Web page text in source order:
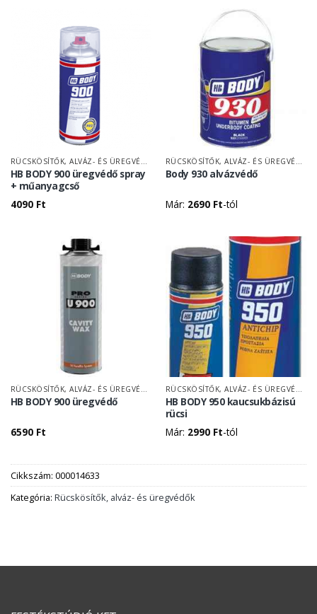
RÜCSKÖSÍTŐK, ALVÁZ- ÉS ÜREGVÉDŐK
HB BODY 900 üregvédő spray
+ műanyagcső
4090 Ft
RÜCSKÖSÍTŐK, ALVÁZ- ÉS ÜREGVÉDŐK
Body 930 alvázvédő
Már: 2690 Ft-tól
RÜCSKÖSÍTŐK, ALVÁZ- ÉS ÜREGVÉDŐK
HB BODY 900 üregvédő
6590 Ft
RÜCSKÖSÍTŐK, ALVÁZ- ÉS ÜREGVÉDŐK
HB BODY 950 kaucsukbázisú
rücsi
Már: 2990 Ft-tól
Cikkszám: 000014633
Kategória: Rücskösítők, alváz- és üregvédők